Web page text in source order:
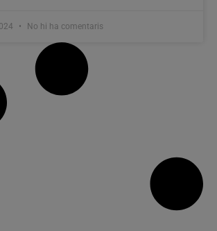
No hi ha comentaris